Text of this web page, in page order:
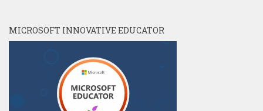
MICROSOFT INNOVATIVE EDUCATOR